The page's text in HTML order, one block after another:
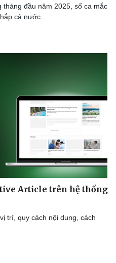
đầu năm 2025, số ca mắc
cả nước.
Article trên hệ thống
trí, quy cách nội dung, cách